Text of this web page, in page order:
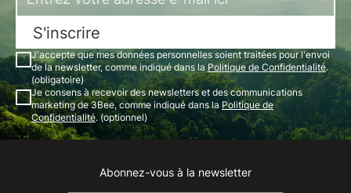
S'inscrire
J'accepte que mes données personnelles soient traitées pour l'envoi
de la newsletter, comme indiqué dans la Politique de Confidentialité.
(obligatoire)
Je consens à recevoir des newsletters et des communications
marketing de 3Bee, comme indiqué dans la Politique de
Confidentialité. (optionnel)
Instagram
Facebook
Linkedin
Youtube
Abonnez-vous à la newsletter